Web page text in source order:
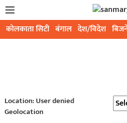
कोलकाता सिटी बंगाल देश/विदेश
Location: User denied
Geolocation